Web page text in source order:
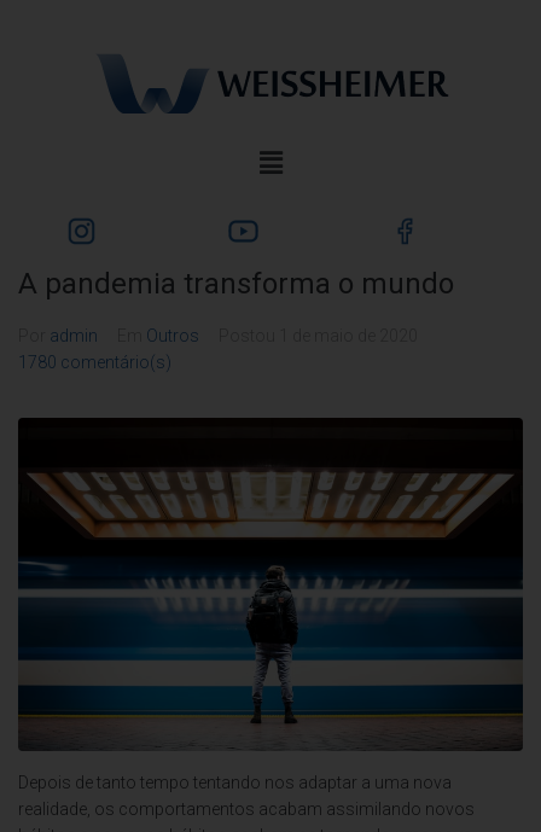
A pandemia transforma o mundo
admin Outros
1780 comentário(s)
Depois de tanto tempo tentando nos adaptar a uma nova
realidade, os comportamentos acabam assimilando novos